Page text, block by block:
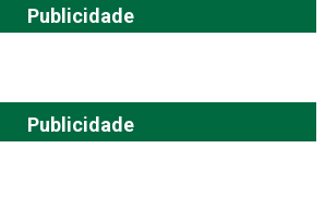
Publicidade
Publicidade